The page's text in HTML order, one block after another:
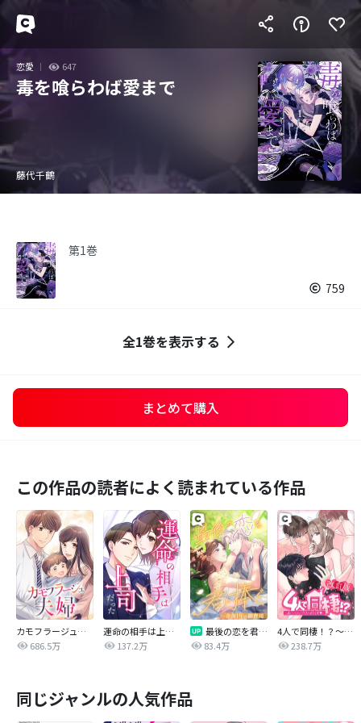
恋愛 647
毒を喰らわば愛まで
藤代千鶴
第1巻
759
全1巻を表示する
まとめて購入
この作品の読者によく読まれている作品
カモフラージュ夫婦
686.5万
運命の相手は上司だった
137.2万
最後の恋を君に捧ぐ～余命1年の御曹司～
83.4万
4人で同棲！？～逆ハーレムハウスへようこそ♥～【改訂版】
238.7万
同じジャンルの人気作品